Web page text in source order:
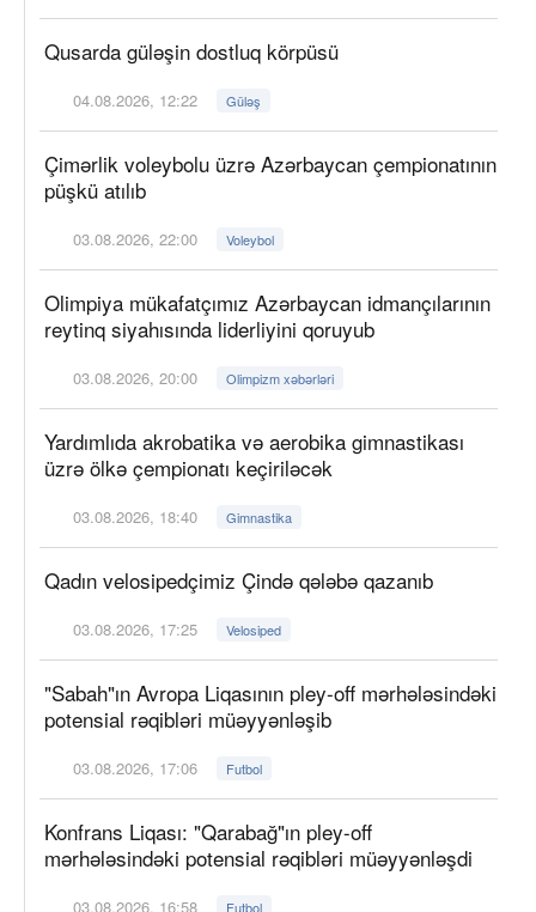
Qusarda güləşin dostluq körpüsü
04.08.2026, 12:22 Güləş
Çimərlik voleybolu üzrə Azərbaycan çempionatının
püşkü atılıb
03.08.2026, 22:00 Voleybol
Olimpiya mükafatçımız Azərbaycan idmançılarının
reytinq siyahısında liderliyini qoruyub
03.08.2026, 20:00 Olimpizm xəbərləri
Yardımlıda akrobatika və aerobika gimnastikası
üzrə ölkə çempionatı keçiriləcək
03.08.2026, 18:40 Gimnastika
Qadın velosipedçimiz Çində qələbə qazanıb
03.08.2026, 17:25 Velosiped
"Sabah"ın Avropa Liqasının pley-off mərhələsindəki
potensial rəqibləri müəyyənləşib
03.08.2026, 17:06 Futbol
Konfrans Liqası: "Qarabağ"ın pley-off
mərhələsindəki potensial rəqibləri müəyyənləşdi
03.08.2026, 16:58 Futbol